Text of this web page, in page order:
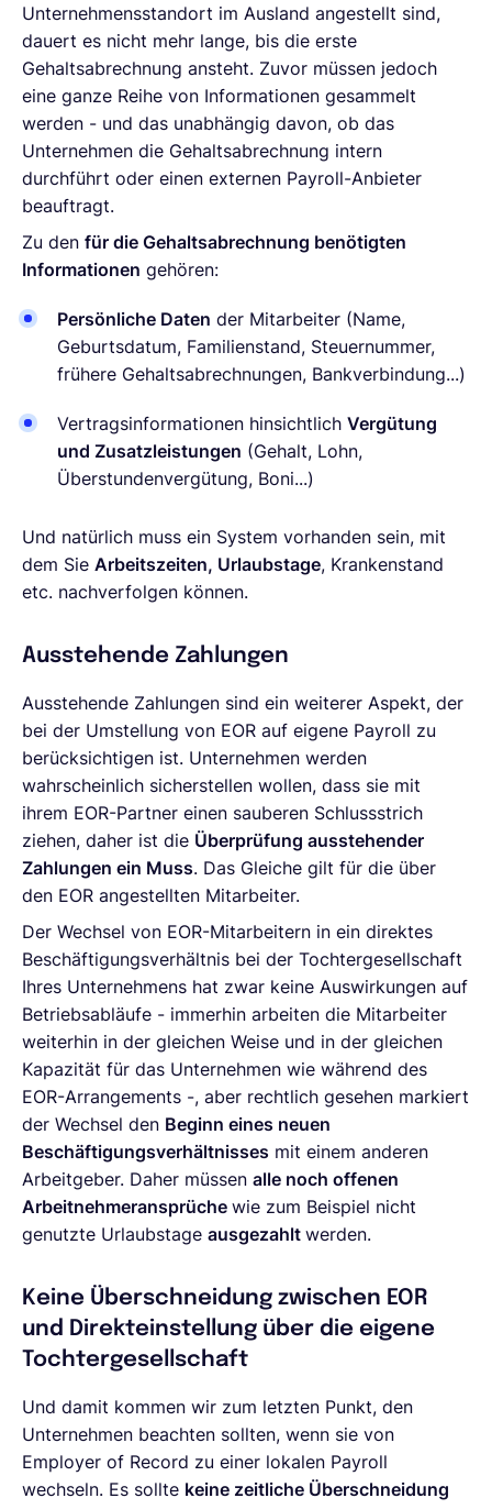
Unternehmensstandort im Ausland angestellt sind,
dauert es nicht mehr lange, bis die erste
Gehaltsabrechnung ansteht. Zuvor müssen jedoch
eine ganze Reihe von Informationen gesammelt
werden - und das unabhängig davon, ob das
Unternehmen die Gehaltsabrechnung intern
durchführt oder einen externen Payroll-Anbieter
beauftragt.
Zu den für die Gehaltsabrechnung benötigten
Informationen gehören:
Persönliche Daten der Mitarbeiter (Name,
Geburtsdatum, Familienstand, Steuernummer,
frühere Gehaltsabrechnungen, Bankverbindung...)
Vertragsinformationen hinsichtlich Vergütung
und Zusatzleistungen (Gehalt, Lohn,
Überstundenvergütung, Boni...)
Und natürlich muss ein System vorhanden sein, mit
dem Sie Arbeitszeiten, Urlaubstage, Krankenstand
etc. nachverfolgen können.
Ausstehende Zahlungen
Ausstehende Zahlungen sind ein weiterer Aspekt, der
bei der Umstellung von EOR auf eigene Payroll zu
berücksichtigen ist. Unternehmen werden
wahrscheinlich sicherstellen wollen, dass sie mit
ihrem EOR-Partner einen sauberen Schlussstrich
ziehen, daher ist die Überprüfung ausstehender
Zahlungen ein Muss. Das Gleiche gilt für die über
den EOR angestellten Mitarbeiter.
Der Wechsel von EOR-Mitarbeitern in ein direktes
Beschäftigungsverhältnis bei der Tochtergesellschaft
Ihres Unternehmens hat zwar keine Auswirkungen auf
Betriebsabläufe - immerhin arbeiten die Mitarbeiter
weiterhin in der gleichen Weise und in der gleichen
Kapazität für das Unternehmen wie während des
EOR-Arrangements -, aber rechtlich gesehen markiert
der Wechsel den Beginn eines neuen
Beschäftigungsverhältnisses mit einem anderen
Arbeitgeber. Daher müssen alle noch offenen
Arbeitnehmeransprüche wie zum Beispiel nicht
genutzte Urlaubstage ausgezahlt werden.
Keine Überschneidung zwischen EOR
und Direkteinstellung über die eigene
Tochtergesellschaft
Und damit kommen wir zum letzten Punkt, den
Unternehmen beachten sollten, wenn sie von
Employer of Record zu einer lokalen Payroll
wechseln. Es sollte keine zeitliche Überschneidung